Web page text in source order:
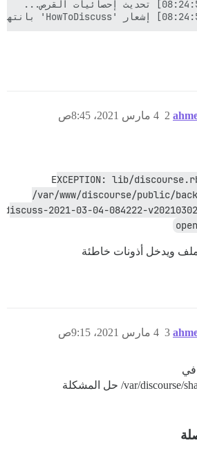
4 مارس 2021، 8:45ص 2
EXCEPTION: lib/
/var/www/discourse/public/
discuss-2021-03-04-084222-
4 مارس 2021، 9:15ص 3
في